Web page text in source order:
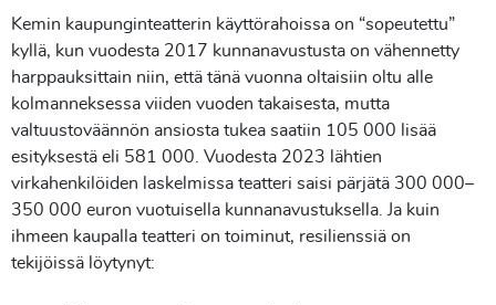
Kemin kaupunginteatterin käyttörahoissa on “sopeutettu”
kyllä, kun vuodesta 2017 kunnanavustusta on vähennetty
harppauksittain niin, että tänä vuonna oltaisiin oltu alle
kolmanneksessa viiden vuoden takaisesta, mutta
valtuustoväännön ansiosta tukea saatiin 105 000 lisää
esityksestä eli 581 000. Vuodesta 2023 lähtien
virkahenkilöiden laskelmissa teatteri saisi pärjätä 300 000–
350 000 euron vuotuisella kunnanavustuksella. Ja kuin
ihmeen kaupalla teatteri on toiminut, resilienssiä on
tekijöissä löytynyt: